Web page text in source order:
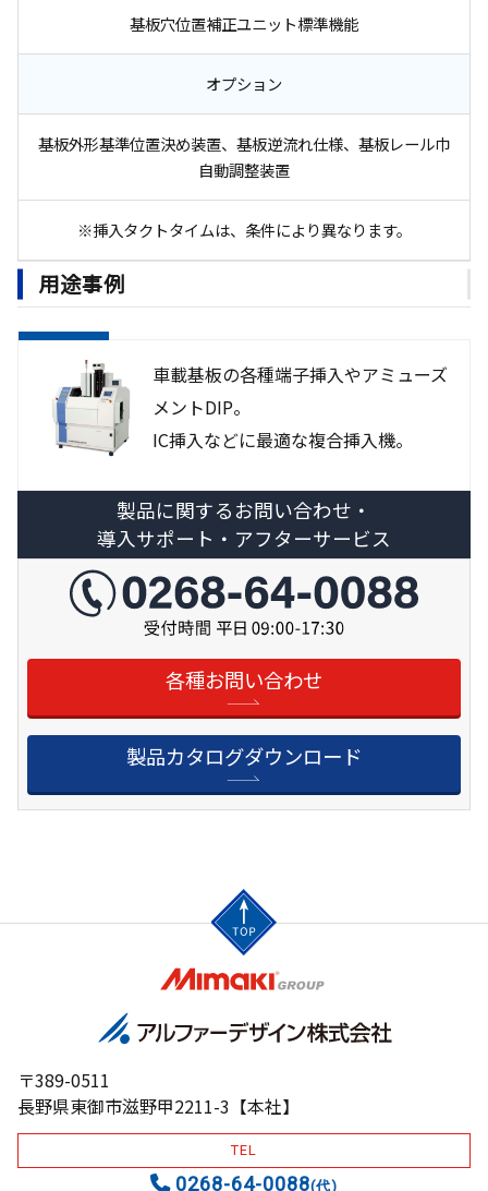
基板穴位置補正ユニット標準機能
オプション
基板外形基準位置決め装置、基板逆流れ仕様、基板レール巾
自動調整装置
※挿入タクトタイムは、条件により異なります。
用途事例
車載基板の各種端子挿入やアミューズ
メントDIP。
IC挿入などに最適な複合挿入機。
製品に関するお問い合わせ・
導入サポート・アフターサービス
各種お問い合わせ
製品カタログダウンロード
〒389-0511
長野県東御市滋野甲2211-3【本社】
TEL
0268-64-0088(代)